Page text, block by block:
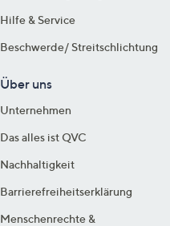
Hilfe & Service
Beschwerde/ Streitschlichtung
Über uns
Unternehmen
Das alles ist QVC
Nachhaltigkeit
Barrierefreiheitserklärung
Menschenrechte &